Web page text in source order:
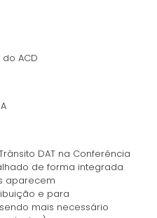
ACD
DAT na Conferência
de forma integrada
aparecem
e para
mais necessário